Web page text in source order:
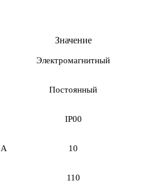
Значение
Электромагнитный
Постоянный
IP00
А 10
110